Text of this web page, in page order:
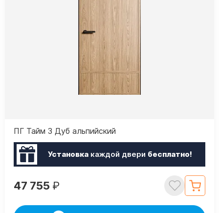
ПГ Тайм 3 Дуб альпийский
Установкакаждой двери бесплатно!
47 755 ₽